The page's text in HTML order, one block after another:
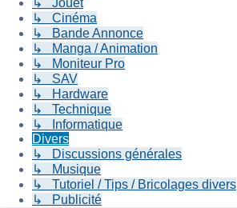
↳ Jouet
↳ Cinéma
↳ Bande Annonce
↳ Manga / Animation
↳ Moniteur Pro
↳ SAV
↳ Hardware
↳ Technique
↳ Informatique
Divers
↳ Discussions générales
↳ Musique
↳ Tutoriel / Tips / Bricolages divers
↳ Publicité